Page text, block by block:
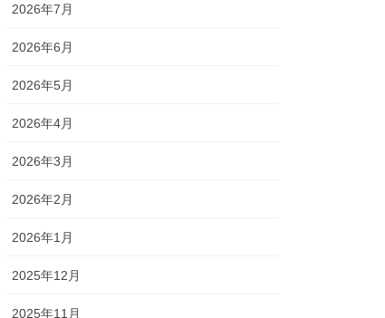
2026年7月
2026年6月
2026年5月
2026年4月
2026年3月
2026年2月
2026年1月
2025年12月
2025年11月